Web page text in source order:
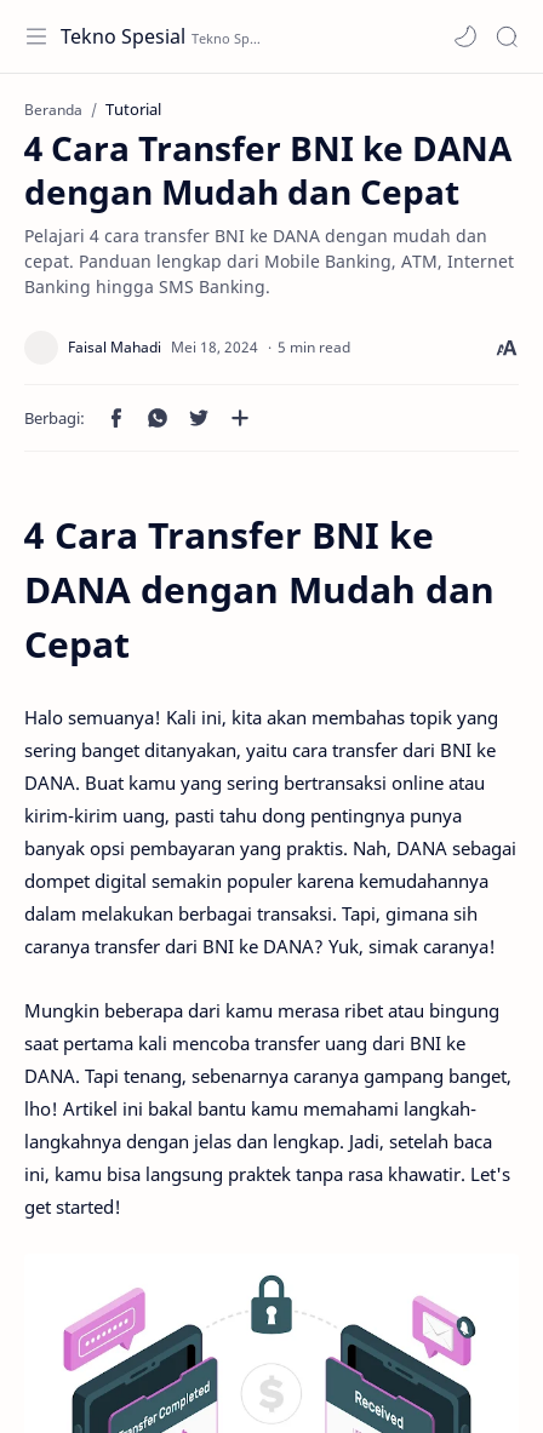
Tekno Spesial
Beranda Tutorial
4 Cara Transfer BNI ke DANA
dengan Mudah dan Cepat
Pelajari 4 cara transfer BNI ke DANA dengan mudah dan
cepat. Panduan lengkap dari Mobile Banking, ATM, Internet
Banking hingga SMS Banking.
5 min read
4 Cara Transfer BNI ke
DANA dengan Mudah dan
Cepat
Halo semuanya! Kali ini, kita akan membahas topik yang
sering banget ditanyakan, yaitu cara transfer dari BNI ke
DANA. Buat kamu yang sering bertransaksi online atau
kirim-kirim uang, pasti tahu dong pentingnya punya
banyak opsi pembayaran yang praktis. Nah, DANA sebagai
dompet digital semakin populer karena kemudahannya
dalam melakukan berbagai transaksi. Tapi, gimana sih
caranya transfer dari BNI ke DANA? Yuk, simak caranya!
Mungkin beberapa dari kamu merasa ribet atau bingung
saat pertama kali mencoba transfer uang dari BNI ke
DANA. Tapi tenang, sebenarnya caranya gampang banget,
lho! Artikel ini bakal bantu kamu memahami langkah-
langkahnya dengan jelas dan lengkap. Jadi, setelah baca
ini, kamu bisa langsung praktek tanpa rasa khawatir. Let's
get started!